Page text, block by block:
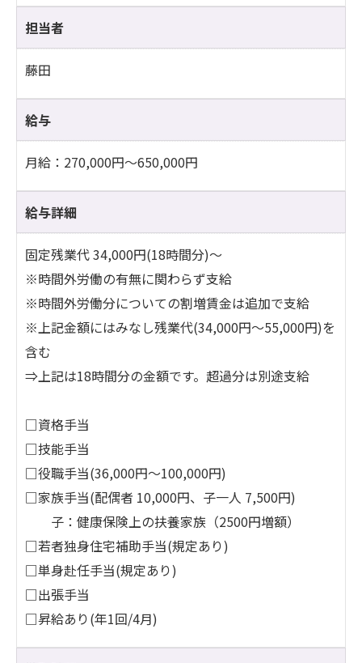
担当者
藤田
給与
月給：270,000円～650,000円
給与詳細
固定残業代 34,000円(18時間分)〜
※時間外労働の有無に関わらず支給
※時間外労働分についての割増賃金は追加で支給
※上記金額にはみなし残業代(34,000円〜55,000円)を
含む
⇒上記は18時間分の金額です。超過分は別途支給
□資格手当
□技能手当
□役職手当(36,000円〜100,000円)
□家族手当(配偶者 10,000円、子一人 7,500円)
子：健康保険上の扶養家族（2500円増額）
□若者独身住宅補助手当(規定あり)
□単身赴任手当(規定あり)
□出張手当
□昇給あり(年1回/4月)